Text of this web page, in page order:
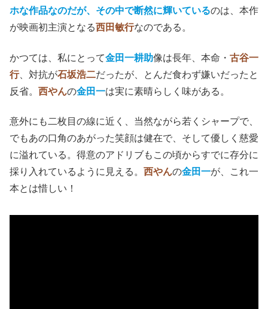
ホな作品なのだが、その中で断然に輝いているのは、本作
が映画初主演となる西田敏行なのである。
かつては、私にとって金田一耕助像は長年、本命・ 古谷一
行、対抗が石坂浩二だったが、とんだ食わず嫌いだったと
反省。 西やんの金田一は実に素晴らしく味がある。
意外にも二枚目の線に近く、当然ながら若くシャープで、
でもあの口角のあがった笑顔は健在で、そして優しく慈愛
に溢れている。得意のアドリブもこの頃からすでに存分に
採り入れているように見える。 西やんの金田一が、これ一
本とは惜しい！